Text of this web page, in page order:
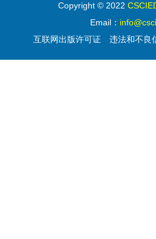
Copyright © 2022
Email：
互联网出版许可证
违法和不良